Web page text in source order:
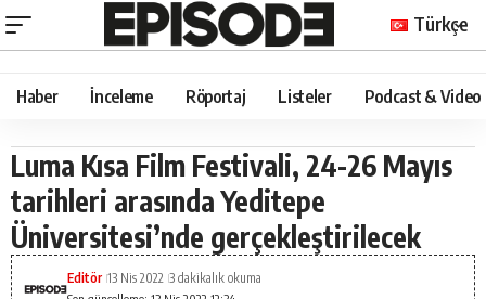
Türkçe
Haber İnceleme Röportaj Listeler Podcast & Video
Luma Kısa Film Festivali, 24-26 Mayıs
tarihleri arasında Yeditepe
Üniversitesi’nde gerçekleştirilecek
Editör 13 Nis 2022 3 dakikalık okuma